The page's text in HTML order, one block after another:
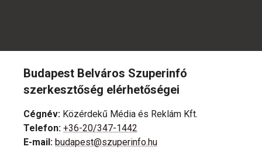
Budapest Belváros Szuperinfó
szerkesztőség elérhetőségei
Cégnév: Közérdekű Média és Reklám Kft.
Telefon: +36-20/347-1442
E-mail: budapest@szuperinfo.hu